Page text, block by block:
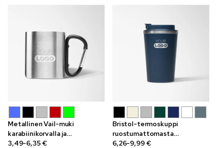
Metallinen Vail-muki
karabiinikorvalla ja
kaiverruksella 220 ml
3,49-6,35 €
Bristol-termoskuppi
ruostumattomasta
teräksestä kaiverruksella 350
6,26-9,99 €